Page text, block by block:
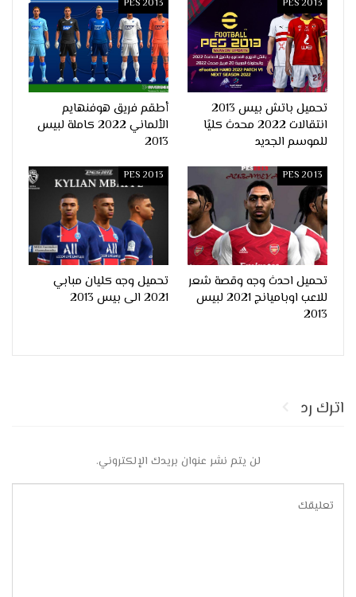
PES 2013
تحميل باتش بيس 2013
انتقالات 2022 محدث كليًا
للموسم الجديد
PES 2013
أطقم فريق هوفنهايم
الألماني 2022 كاملة لبيس
2013
PES 2013
تحميل احدث وجه وقصة شعر
للاعب اوباميانج 2021 لبيس
2013
PES 2013
تحميل وجه كليان مبابي
2021 الى بيس 2013
اترك رد
لن يتم نشر عنوان بريدك الإلكتروني.